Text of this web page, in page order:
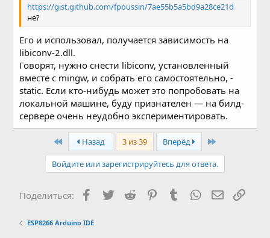
https://gist.github.com/fpoussin/7ae55b5a5bd9a28ce21d
не?
Его и использовал, получается зависимость на
libiconv-2.dll.
Говорят, нужно снести libiconv, установленный
вместе с mingw, и собрать его самостоятельно, -
static. Если кто-нибудь может это попробовать на
локальной машине, буду признателен — на билд-
сервере очень неудобно экспериментировать.
First Назад 3 из 39 Вперёд Last
Войдите или зарегистрируйтесь для ответа.
Поделиться: Facebook
TwitterReddit PinterestTumblrWhatsApp
ESP8266 Arduino IDE